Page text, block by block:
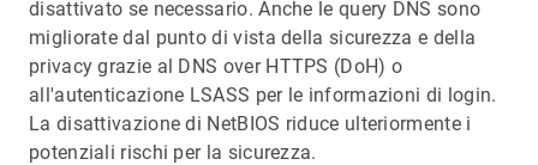
disattivato se necessario. Anche le query DNS sono
migliorate dal punto di vista della sicurezza e della
privacy grazie al DNS over HTTPS (DoH) o
all'autenticazione LSASS per le informazioni di login.
La disattivazione di NetBIOS riduce ulteriormente i
potenziali rischi per la sicurezza.